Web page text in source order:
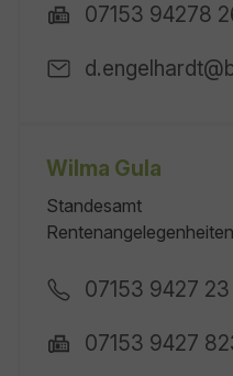
07153 94278
Wilma Gula
Standesamt
Rentenangelegenheiten
07153 9427 23
07153 9427